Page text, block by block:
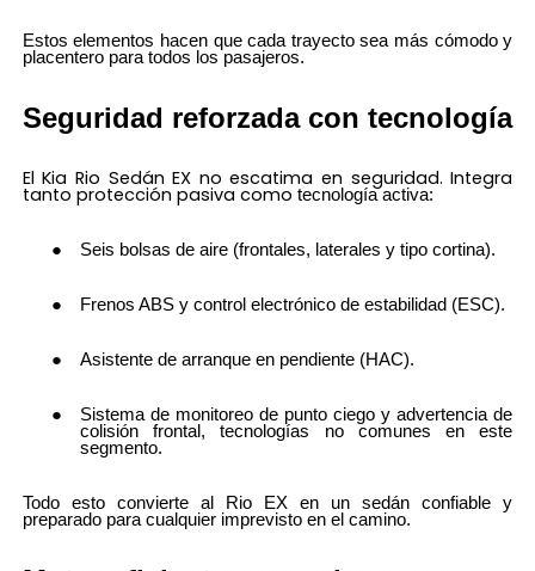
Estos elementos hacen que cada trayecto sea más cómodo y
placentero para todos los pasajeros.
Seguridad reforzada con tecnología
El Kia Rio Sedán EX no escatima en seguridad. Integra
tanto protección pasiva como tecnología activa:
Seis bolsas de aire (frontales, laterales y tipo cortina).
Frenos ABS y control electrónico de estabilidad (ESC).
Asistente de arranque en pendiente (HAC).
Sistema de monitoreo de punto ciego y advertencia de
colisión frontal, tecnologías no comunes en este
segmento.
Todo esto convierte al Rio EX en un sedán confiable y
preparado para cualquier imprevisto en el camino.